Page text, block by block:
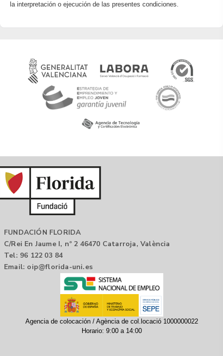
la interpretación o ejecución de las presentes condiciones.
FUNDACIÓN FLORIDA
C/Rei En Jaume I, nº 2 46470 Catarroja, València
Tel: 96 122 03 84
Email: oip@florida-uni.es
Agencia de colocación / Agència de col.locació 1000000022
Horario: 9:00 a 14:00